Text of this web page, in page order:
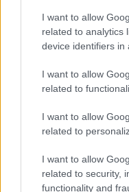
I want to allow
related to analytics
device identifiers in
I want to allow
related to
I want to allow
related to
I want to allow
related to security,
functionality and
Reggeli
vállalnám!” – Détár
megkeresésekkel